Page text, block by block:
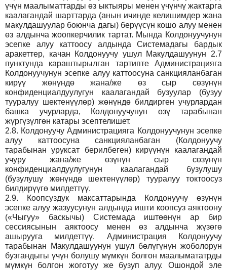
үчүн маалыматтарды өз ыктыяры менен үчүнчү жактарга
каалагандай шарттарда (анын ичинде келишимдер жана
макулдашуулар боюнча дагы) берүүсүн кошо алуу менен
өз алдынча жоопкерчилик тартат. Мында Колдонуучунун
эсепке алуу каттоосу алдында Системадагы бардык
аракеттер, качан Колдонуучу ушул Макулдашуунун 2.7
пунктунда караштырылган тартипте Администрацияга
Колдонуучунун эсепке алуу каттоосуна санкцияланбаган
кирүү жөнүндө жана/же өз сыр сөзүнүн
конфиденциалдуулугун каалагандай бузуулар (бузуу
тууралуу шектенүүлөр) жөнүндө билдирген учурлардан
башка учурларда, Колдонуучунун өзү тарабынан
жүргүзүлгөн катары эсептелишет.
2.8. Колдонуучу Администрацияга Колдонуучунун эсепке
алуу каттоосуна санкцияланбаган (Колдонуучу
тарабынан уруксат берилбеген) кирүүнүн каалагандай
учуру жана/же өзүнүн сыр сөзүнүн
конфиденциалдуулугунун каалагандай бузулушу
(бузулушу жөнүндө шектенүүлөр) тууралуу токтоосуз
билдирүүгө милдеттүү.
2.9.
Коопсуздук максаттарында Колдонуучу өзүнүн
эсепке алуу жазуусунун алдында ишти коопсуз аяктоону
(«Чыгуу» баскычы) Системада иштөөнүн ар бир
сессиясынын аяктоосу менен өз алдынча жүзөгө
ашырууга милдеттүү. Администрация Колдонуучу
тарабынан Макулдашуунун ушул бөлүгүнүн жоболорун
бузгандыгы үчүн болушу мүмкүн болгон маалымататрды
мүмкүн болгон жоготуу же бузуп алуу. Ошондой эле